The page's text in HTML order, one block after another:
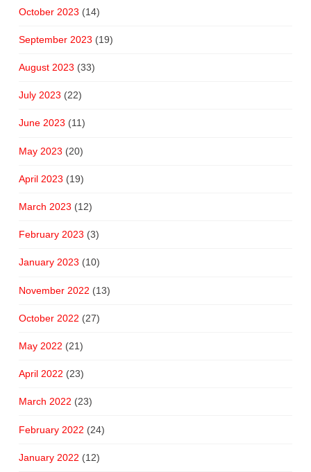
October 2023 (14)
September 2023 (19)
August 2023 (33)
July 2023 (22)
June 2023 (11)
May 2023 (20)
April 2023 (19)
March 2023 (12)
February 2023 (3)
January 2023 (10)
November 2022 (13)
October 2022 (27)
May 2022 (21)
April 2022 (23)
March 2022 (23)
February 2022 (24)
January 2022 (12)